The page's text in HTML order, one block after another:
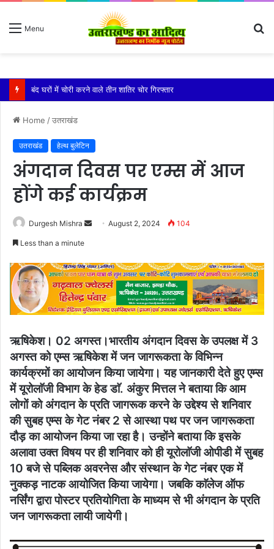
Menu
बारिश ने बढ़ाई दहशत, दरकने लगी जमीन, 10 परिवारों ने छोड़े घर
Home /उतराखंड
उतराखंड हेल्थ बुलेटिन
अंगदान दिवस पर एम्स में आज
होंगे कई कार्यक्रम
Durgesh Mishra
Send August 2, 2024 104
Less than a minute
ऋषिकेश। 02 अगस्त।भारतीय अंगदान दिवस के उपलक्ष में 3
अगस्त को एम्स ऋषिकेश में जन जागरूकता के विभिन्न
कार्यक्रमों का आयोजन किया जायेगा। यह जानकारी देते हुए एम्स
में यूरोलाॅजी विभाग के हेड डाॅ. अंकुर मित्तल ने बताया कि आम
लोगों को अंगदान के प्रति जागरूक करने के उद्देश्य से शनिवार
की सुबह एम्स के गेट नंबर 2 से आस्था पथ पर जन जागरूकता
दौड़ का आयोजन किया जा रहा है। उन्होंने बताया कि इसके
अलावा उक्त विषय पर ही शनिवार को ही यूरोलाॅजी ओपीडी में सुबह
10 बजे से पब्लिक अवरनेस और संस्थान के गेट नंबर एक में
नुक्कड़ नाटक आयोजित किया जायेगा। जबकि काॅलेज ऑफ
नर्सिंग द्वारा पोस्टर प्रतियोगिता के माध्यम से भी अंगदान के प्रति
जन जागरूकता लायी जायेगी।